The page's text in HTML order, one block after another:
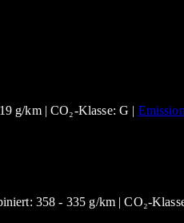
g/km | CO₂-Klasse: G |
358 - 335 g/km | CO₂-